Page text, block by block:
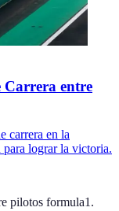
Carrera entre
carrera en la
lograr la victoria.
pilotos formula1 .